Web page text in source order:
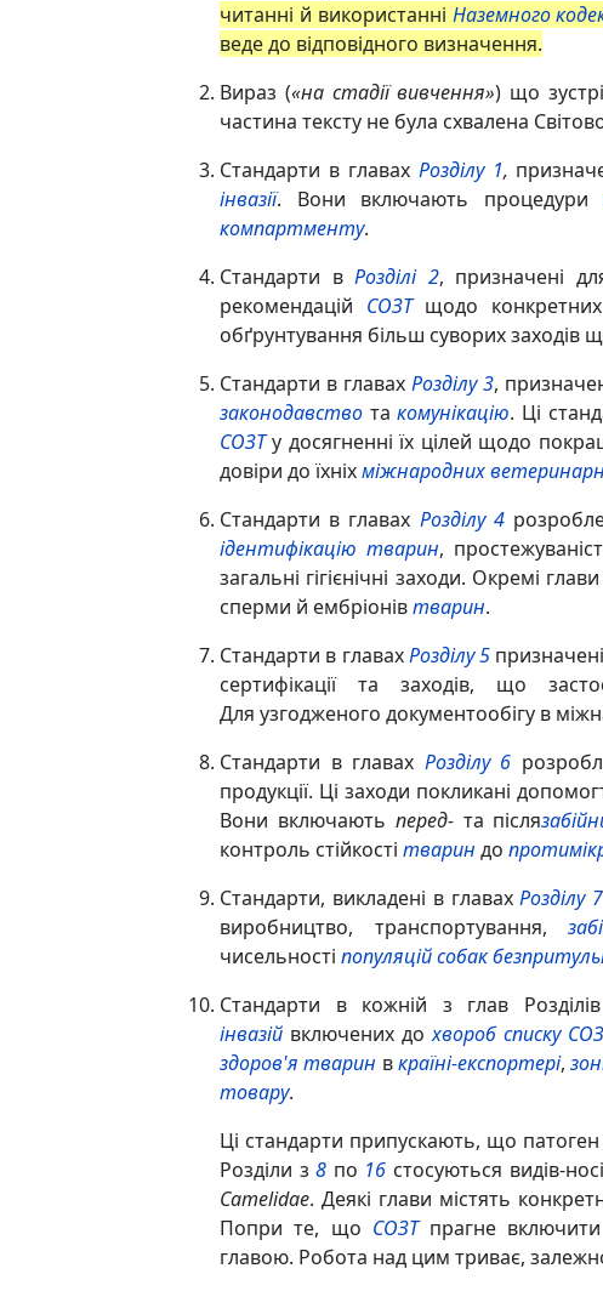
читанні й використанні Наземного
веде до відповідного визначення.
Вираз («на стадії вивчення») що
частина тексту не була схвалена
Стандарти в главах Розділу 1,
інвазії. Вони включають процедури
компартменту.
Стандарти вРозділі 2, призначені
рекомендацій СОЗТщодо конкретних
обґрунтування більш суворих заходів
Стандарти в главахРозділу 3,
законодавство такомунікацію. Ці
СОЗТу досягненні їх цілей щодо
довіри до їхніхміжнародних
Стандарти в главах Розділу 4
ідентифікацію тварин,
загальні гігієнічні заходи. Окремі
сперми й ембріонівтварин.
Стандарти в главахРозділу 5
сертифікації та заходів, що
Для узгодженого документообігу в
Стандарти в главах Розділу 6
продукції. Ці заходи покликані
Вони включають перед-та після
контроль стійкості тварин до
Стандарти, викладені в главахРозділу 7
виробництво, транспортування,
чисельності популяційсобак
Стандарти в кожній з глав
інвазій включених дохвороб списку
здоров'я тварин вкраїні-експортері,
товару.
Ці стандарти припускають, що патоген
Розділи з8 по 16 стосуються видів-
Camelidae. Деякі глави містять
Попри те, що СОЗТпрагне
главою. Робота над цим триває,